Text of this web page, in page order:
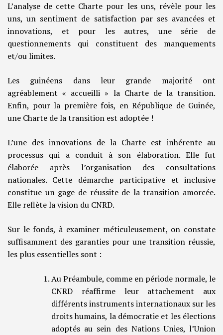
L’analyse de cette Charte pour les uns, révèle pour les
uns, un sentiment de satisfaction par ses avancées et
innovations, et pour les autres, une série de
questionnements qui constituent des manquements
et/ou limites.
Les guinéens dans leur grande majorité ont
agréablement « accueilli » la Charte de la transition.
Enfin, pour la première fois, en République de Guinée,
une Charte de la transition est adoptée !
L’une des innovations de la Charte est inhérente au
processus qui a conduit à son élaboration. Elle fut
élaborée après l’organisation des consultations
nationales. Cette démarche participative et inclusive
constitue un gage de réussite de la transition amorcée.
Elle reflète la vision du CNRD.
Sur le fonds, à examiner méticuleusement, on constate
suffisamment des garanties pour une transition réussie,
les plus essentielles sont :
Au Préambule, comme en période normale, le
CNRD réaffirme leur attachement aux
différents instruments internationaux sur les
droits humains, la démocratie et les élections
adoptés au sein des Nations Unies, l’Union